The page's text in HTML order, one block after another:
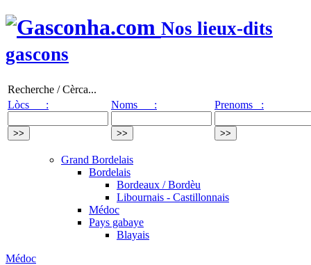
Nos lieux-dits
gascons
Recherche / Cèrca...
Lòcs :
Noms : Prenoms :
Grand Bordelais
Bordelais
Bordeaux / Bordèu
Libournais - Castillonnais
Médoc
Pays gabaye
Blayais
Médoc